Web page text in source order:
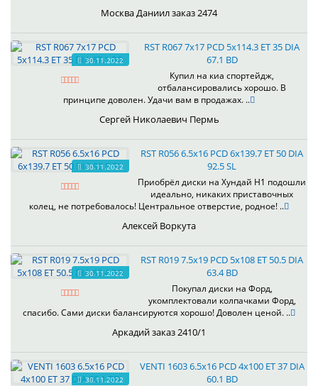
Москва Даниил заказ 2474
30.11.2022
RST R067 7x17 PCD 5x114.3 ET 35 DIA
67.1 BD
Купил на киа спортейдж,
отбалансировались хорошо. В
принципе доволен. Удачи вам в продажах. ..
Сергей Николаевич Пермь
30.11.2022
RST R056 6.5x16 PCD 6x139.7 ET 50 DIA
92.5 SL
Приобрёл диски на Хундай H1 подошли
идеально, никаких приставочных
колец, не потребовалось! Центральное отверстие, родное! ..
Алексей Воркута
30.11.2022
RST R019 7.5x19 PCD 5x108 ET 50.5 DIA
63.4 BD
Покупал диски на Форд,
укомплектовали колпачками Форд,
спасибо. Сами диски балансируются хорошо! Доволен ценой. ..
Аркадий заказ 2410/1
30.11.2022
VENTI 1603 6.5x16 PCD 4x100 ET 37 DIA
60.1 BD